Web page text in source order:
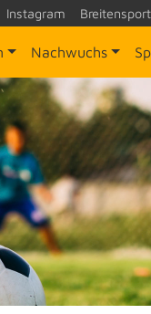
Instagram Breitensport
Nachwuchs